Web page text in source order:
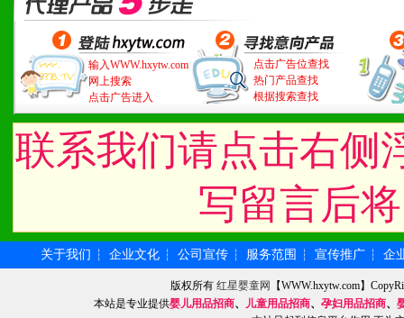
输入WWW.hxytw.com
网上搜索
点击广告进入
点击广告位查找
热门产品查找
根据搜索查找
联系我们请点击右侧
写留言后
关于我们 ┆ 企业文化 ┆ 公司宣传 ┆ 服务范围 ┆ 宣传推广 ┆ 企
版权所有红星婴童网
【WWW.hxytw.com】
本站是专业提供婴儿用品招商、 儿童用品招商、 孕妇用品招商、